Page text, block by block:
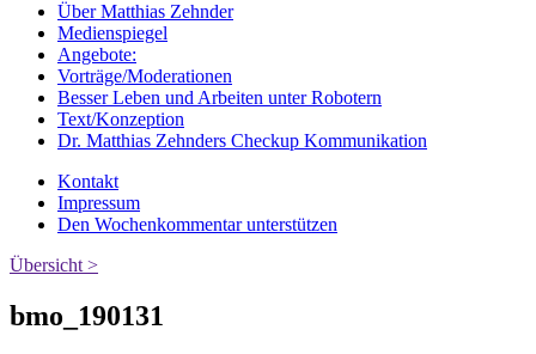
Über Matthias Zehnder
Medienspiegel
Angebote:
Vorträge/Moderationen
Besser Leben und Arbeiten unter Robotern
Text/Konzeption
Dr. Matthias Zehnders Checkup Kommunikation
Kontakt
Impressum
Den Wochenkommentar unterstützen
Übersicht >
bmo_190131